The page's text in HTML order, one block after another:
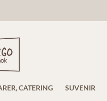
CATERING SUVENIR